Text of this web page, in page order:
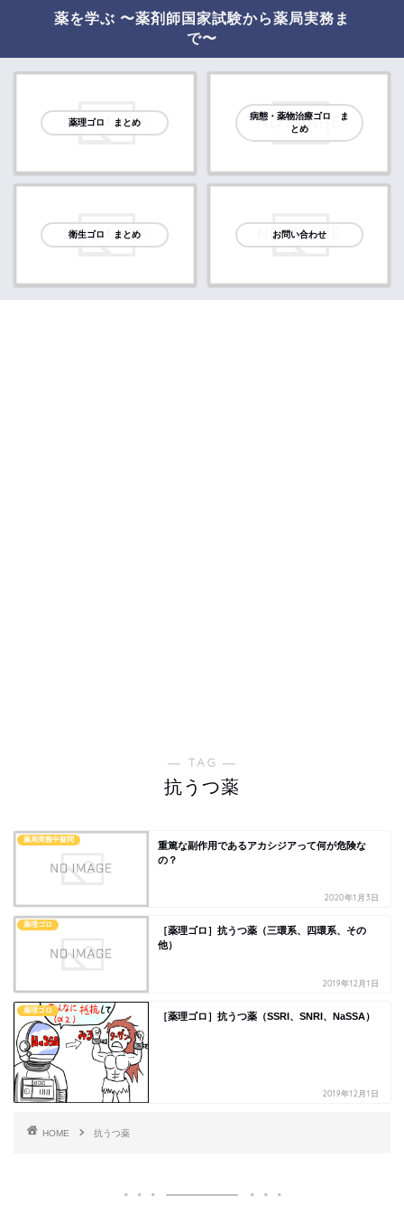
薬を学ぶ 〜薬剤師国家試験から薬局実務ま
で〜
薬理ゴロ まとめ
病態・薬物治療ゴロ ま
とめ
衛生ゴロ まとめ お問い合わせ
― TAG ―
抗うつ薬
薬局実務中疑問
重篤な副作用であるアカシジアって何が危険な
の？
2020年1月3日
薬理ゴロ
［薬理ゴロ］抗うつ薬（三環系、四環系、その
他）
2019年12月1日
薬理ゴロ
［薬理ゴロ］抗うつ薬（SSRI、SNRI、NaSSA）
2019年12月1日
HOME 抗うつ薬